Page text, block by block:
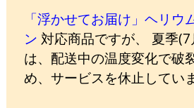
「浮かせてお届け」ヘリウ
ン 対応商品ですが、 夏季
は、配送中の温度変化で破
め、サービスを休止していま